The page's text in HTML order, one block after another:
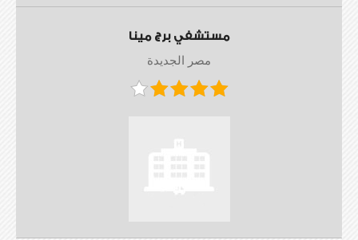
مستشفي برج مينا
مصر الجديدة